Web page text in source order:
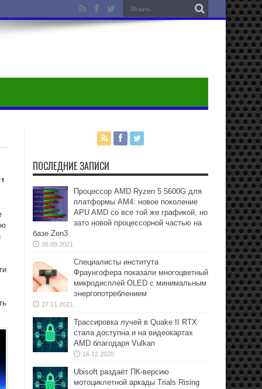
ПОСЛЕДНИЕ ЗАПИСИ
Процессор AMD Ryzen 5 5600G для
платформы АМ4: новое поколение
APU AMD со все той же графикой, но
зато новой процессорной частью на
базе Zen3
08.09.2021
Специалисты института
Фраунгофера показали многоцветный
микродисплей OLED с минимальным
энергопотреблением
27.11.2021
Трассировка лучей в Quake II RTX
стала доступна и на видеокартах
AMD благодаря Vulkan
16.12.2020
Ubisoft раздаёт ПК-версию
мотоциклетной аркады Trials Rising